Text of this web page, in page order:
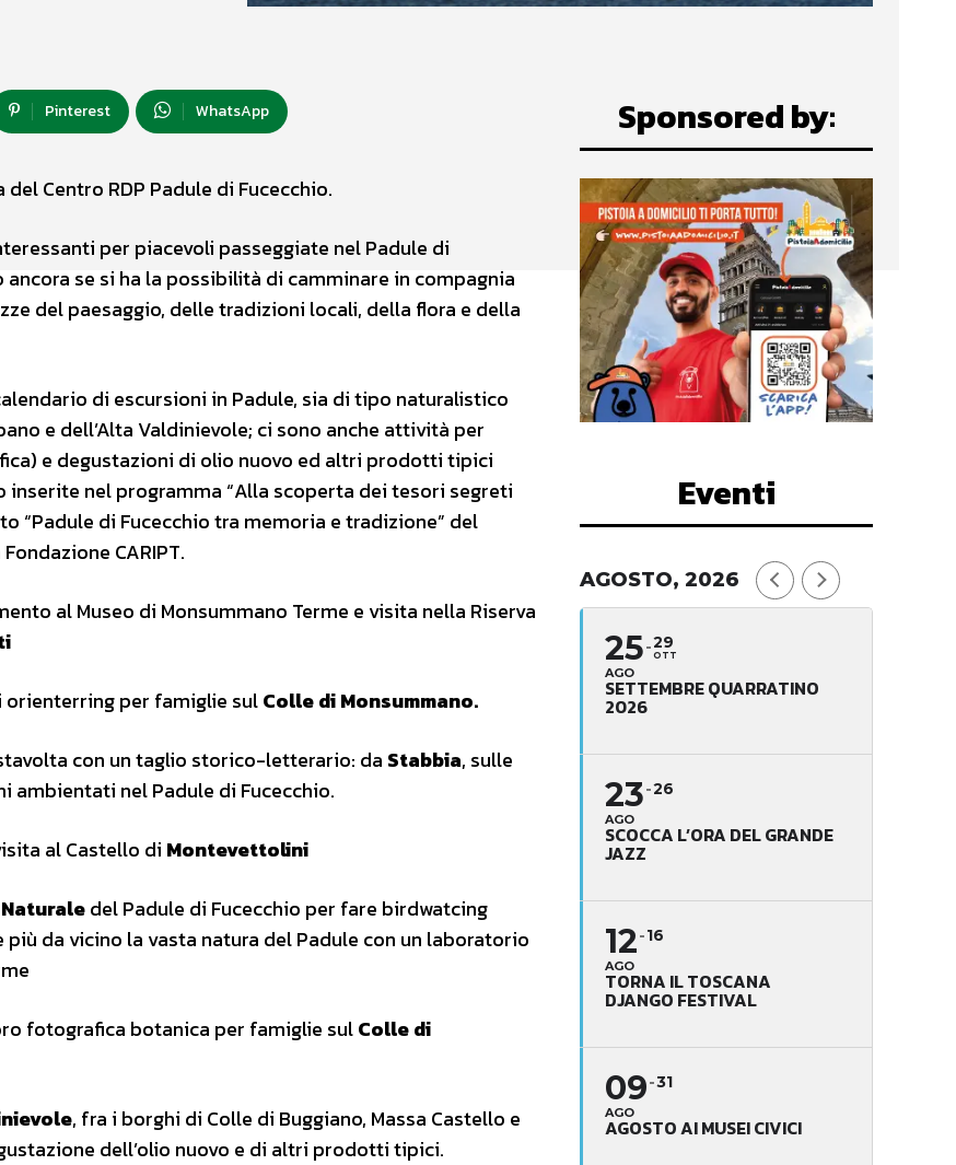
Pinterest WhatsApp
Centro RDP Padule di Fucecchio.
per piacevoli passeggiate nel Padule di
se si ha la possibilità di camminare in compagnia
del paesaggio, delle tradizioni locali, della flora e della
di escursioni in Padule, sia di tipo naturalistico
e dell’Alta Valdinievole; ci sono anche attività per
e degustazioni di olio nuovo ed altri prodotti tipici
nel programma “Alla scoperta dei tesori segreti
“Padule di Fucecchio tra memoria e tradizione” del
CARIPT.
al Museo di Monsummano Terme e visita nella Riserva
orienterring per famiglie sulColle di Monsummano.
con un taglio storico-letterario: da Stabbia, sulle
ambientati nel Padule di Fucecchio.
al Castello di Montevettolini
del Padule di Fucecchio per fare birdwatcing
più da vicino la vasta natura del Padule con un laboratorio
fotografica botanica per famiglie sulColle di
, fra i borghi di Colle di Buggiano, Massa Castello e
dell’olio nuovo e di altri prodotti tipici.
Sponsored by:
Eventi
AGOSTO, 2026
25
AGO
29
OTT
SETTEMBRE QUARRATINO
2026
23
AGO
26
SCOCCA L’ORA DEL GRANDE
JAZZ
12
AGO
16
TORNA IL TOSCANA
DJANGO FESTIVAL
09
AGO
31
AGOSTO AI MUSEI CIVICI